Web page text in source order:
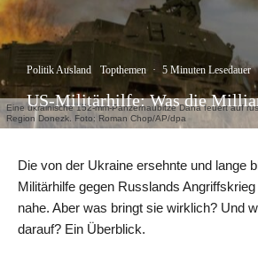
Eine ukrainische 152-mm-Panzerhaubitze Dana feuert auf
Region Donezk. Foto: Roman Chop/AP/dpa
Politik Ausland Topthemen · 5 Minuten Lesedauer
US-Militärhilfe: Was die
Die von der Ukraine ersehnte und lange
Militärhilfe gegen Russlands
nahe. Aber was bringt sie wirklich? Und
darauf? Ein Überblick.